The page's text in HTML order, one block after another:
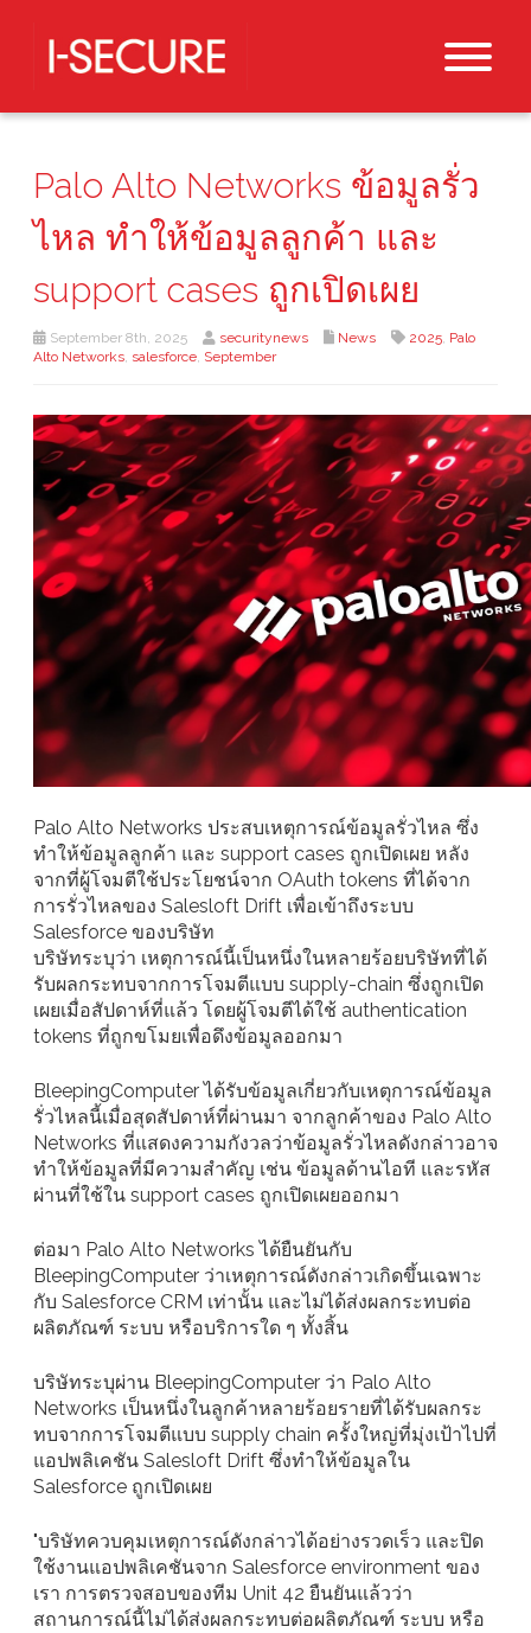
Palo Alto Networks ข้อมูลรั่ว
ไหล ทำให้ข้อมูลลูกค้า และ
support cases ถูกเปิดเผย
September 8th, 2025 securitynews News 2025, Palo
Alto Networks, salesforce, September
Palo Alto Networks ประสบเหตุการณ์ข้อมูลรั่วไหล ซึ่ง
ทำให้ข้อมูลลูกค้า และ support cases ถูกเปิดเผย หลัง
จากที่ผู้โจมตีใช้ประโยชน์จาก OAuth tokens ที่ได้จาก
การรั่วไหลของ Salesloft Drift เพื่อเข้าถึงระบบ
Salesforce ของบริษัท
บริษัทระบุว่า เหตุการณ์นี้เป็นหนึ่งในหลายร้อยบริษัทที่ได้
รับผลกระทบจากการโจมตีแบบ supply-chain ซึ่งถูกเปิด
เผยเมื่อสัปดาห์ที่แล้ว โดยผู้โจมตีได้ใช้ authentication
tokens ที่ถูกขโมยเพื่อดึงข้อมูลออกมา
BleepingComputer ได้รับข้อมูลเกี่ยวกับเหตุการณ์ข้อมูล
รั่วไหลนี้เมื่อสุดสัปดาห์ที่ผ่านมา จากลูกค้าของ Palo Alto
Networks ที่แสดงความกังวลว่าข้อมูลรั่วไหลดังกล่าวอาจ
ทำให้ข้อมูลที่มีความสำคัญ เช่น ข้อมูลด้านไอที และรหัส
ผ่านที่ใช้ใน support cases ถูกเปิดเผยออกมา
ต่อมา Palo Alto Networks ได้ยืนยันกับ
BleepingComputer ว่าเหตุการณ์ดังกล่าวเกิดขึ้นเฉพาะ
กับ Salesforce CRM เท่านั้น และไม่ได้ส่งผลกระทบต่อ
ผลิตภัณฑ์ ระบบ หรือบริการใด ๆ ทั้งสิ้น
บริษัทระบุผ่าน BleepingComputer ว่า Palo Alto
Networks เป็นหนึ่งในลูกค้าหลายร้อยรายที่ได้รับผลกระ
ทบจากการโจมตีแบบ supply chain ครั้งใหญ่ที่มุ่งเป้าไปที่
แอปพลิเคชัน Salesloft Drift ซึ่งทำให้ข้อมูลใน
Salesforce ถูกเปิดเผย
"บริษัทควบคุมเหตุการณ์ดังกล่าวได้อย่างรวดเร็ว และปิด
ใช้งานแอปพลิเคชันจาก Salesforce environment ของ
เรา การตรวจสอบของทีม Unit 42 ยืนยันแล้วว่า
สถานการณ์นี้ไม่ได้ส่งผลกระทบต่อผลิตภัณฑ์ ระบบ หรือ